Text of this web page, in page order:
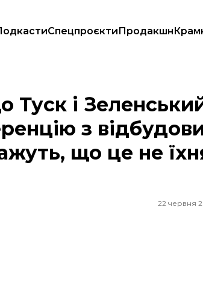
СпецпроєктиПродакшн
з відбудови України. У Зеленського кажуть,
Туск і
з
що це не
22 червня